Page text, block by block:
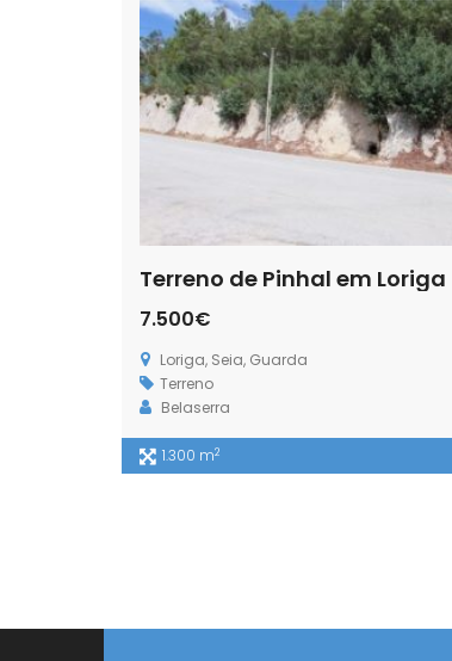
Terreno de Pinhal em Loriga
7.500€
Loriga, Seia, Guarda
Terreno
Belaserra
1.300 m2